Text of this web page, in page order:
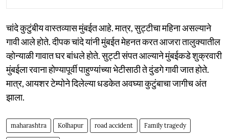
चांदे कुटुंबीय वास्तव्यास मुंबईत आहे. मात्र, सुट्टीचा महिना असल्याने
गावी आले होते. दीपक चांदे यांनी मुंबईत मेहनत करत आजरा तालुक्यातील
व्होन्याळी गावात घर बांधले होते. सुट्टी संपत आल्याने मुंबईकडे शुक्रवारी
मुंबईला रवाना होण्यापूर्वी पाहुण्यांच्या भेटीसाठी ते दुंडगे गावी जात होते.
मात्र, आयशर टेम्पोने दिलेल्या धडकेत अवघ्या कुटुंबाचा जागीच अंत
झाला.
maharashtra Kolhapur road accident Family tragedy